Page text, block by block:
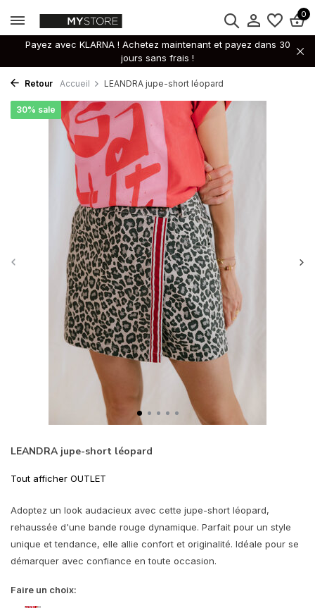
0
Payez avec KLARNA ! Achetez maintenant et payez dans 30
jours sans frais !
Retour Accueil LEANDRA jupe-short léopard
LEANDRA jupe-short léopard
30% sale
Tout afficher OUTLET
Adoptez un look audacieux avec cette jupe-short léopard,
rehaussée d'une bande rouge dynamique. Parfait pour un style
unique et tendance, elle allie confort et originalité. Idéale pour se
démarquer avec confiance en toute occasion.
Faire un choix: